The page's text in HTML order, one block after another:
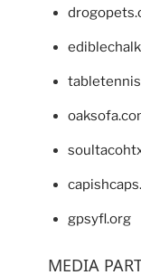
gpsyfl.org
MEDIA